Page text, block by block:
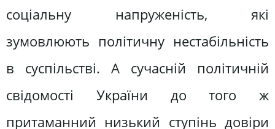
соціальну напруженість, які
зумовлюють політичну нестабільність
в суспільстві. А сучасній політичній
свідомості України до того ж
притаманний низький ступінь довіри